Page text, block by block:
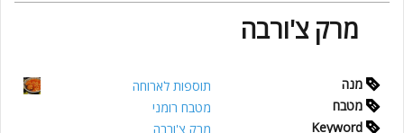
מרק צ'ורבה
מנה
תוספות לארוחה
מטבח
מטבח רומני
Keyword
מרק צ'ורבה